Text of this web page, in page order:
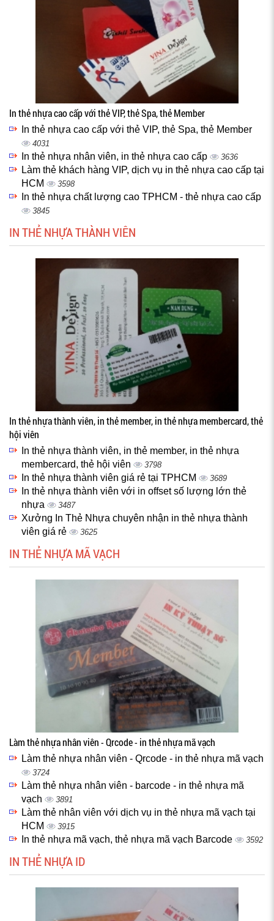
In thẻ nhựa cao cấp với thẻ VIP, thẻ Spa, thẻ Member
In thẻ nhựa cao cấp với thẻ VIP, thẻ Spa, thẻ Member
4031
In thẻ nhựa nhân viên, in thẻ nhựa cao cấp 3636
Làm thẻ khách hàng VIP, dịch vụ in thẻ nhựa cao cấp tại
HCM
3598
In thẻ nhựa chất lượng cao TPHCM - thẻ nhựa cao cấp
3845
IN THẺ NHỰA THÀNH VIÊN
In thẻ nhựa thành viên, in thẻ member, in thẻ nhựa membercard, thẻ
hội viên
In thẻ nhựa thành viên, in thẻ member, in thẻ nhựa
membercard, thẻ hội viên
3798
In thẻ nhựa thành viên giá rẻ tại TPHCM 3689
In thẻ nhựa thành viên với in offset số lượng lớn thẻ
nhựa
3487
Xưởng In Thẻ Nhựa chuyên nhận in thẻ nhựa thành
viên giá rẻ
3625
IN THẺ NHỰA MÃ VẠCH
Làm thẻ nhựa nhân viên - Qrcode - in thẻ nhựa mã vạch
Làm thẻ nhựa nhân viên - Qrcode - in thẻ nhựa mã vạch
3724
Làm thẻ nhựa nhân viên - barcode - in thẻ nhựa mã
vạch
3891
Làm thẻ nhân viên với dịch vụ in thẻ nhựa mã vạch tại
HCM
3915
In thẻ nhựa mã vạch, thẻ nhựa mã vạch Barcode 3592
IN THẺ NHỰA ID